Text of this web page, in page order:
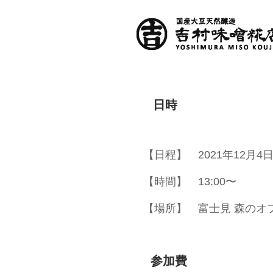
日時
【日程】 2021年12月4
【時間】 13:00〜
【場所】 富士見 森のオ
​参加費